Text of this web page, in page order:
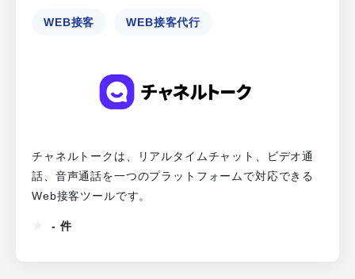
WEB接客 WEB接客代行
チャネルトークは、リアルタイムチャット、ビデオ通
話、音声通話を一つのプラットフォームで対応できる
Web接客ツールです。
- 件